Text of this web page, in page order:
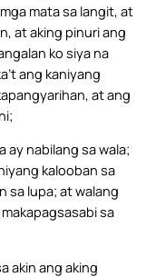
mata sa langit, at
at aking pinuri ang
ko siya na
ang kaniyang
at ang
ay nabilang sa wala;
kalooban sa
sa lupa; at walang
sa
akin ang aking